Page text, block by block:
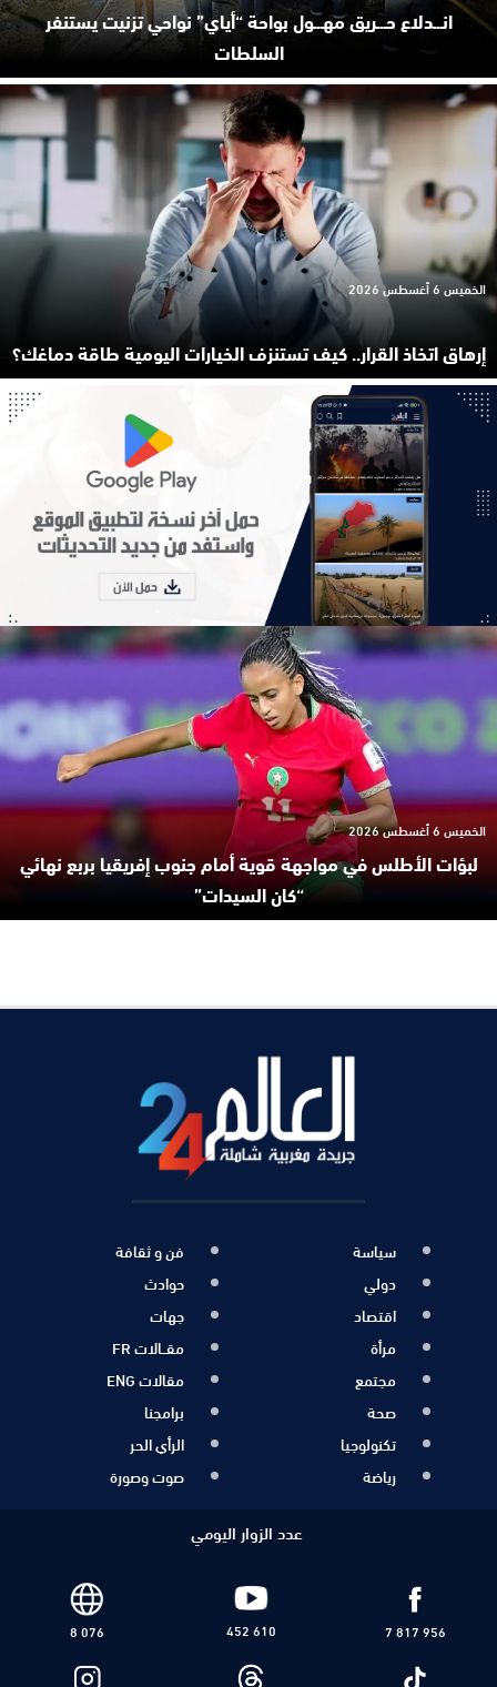
انـ.ـدلاع حـ.ـريق مهـ.ـول بواحة “أياي” نواحي تزنيت يستنفر
السلطات
إرهاق اتخاذ القرار.. كيف تستنزف الخيارات اليومية طاقة دماغك؟
الخميس 6 أغسطس 2026
لبؤات الأطلس في مواجهة قوية أمام جنوب إفريقيا بربع نهائي
“كان السيدات”
الخميس 6 أغسطس 2026
سياسة
دولي
اقتصاد
مرأة
مجتمع
صحة
تكنولوجيا
رياضة
فن و ثقافة
حوادث
جهات
مقــالات FR
مقالات ENG
برامجنا
الرأي الحر
صوت وصورة
عدد الزوار اليومي
7 817 956
452 610
8 076